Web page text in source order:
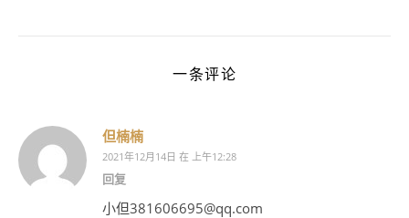
一条评论
但楠楠
2021年12月14日 在 上午12:28
回复
小但381606695@qq.com